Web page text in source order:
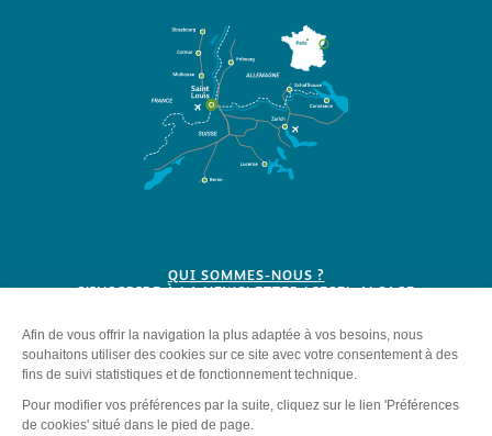
QUI SOMMES-NOUS ?
S'INSCRIRE À LA NEWSLETTER LIESEL ALSACE
Plan du site - Mentions légales - Politique de confidentialité -
Éditer mes cookies - Made with